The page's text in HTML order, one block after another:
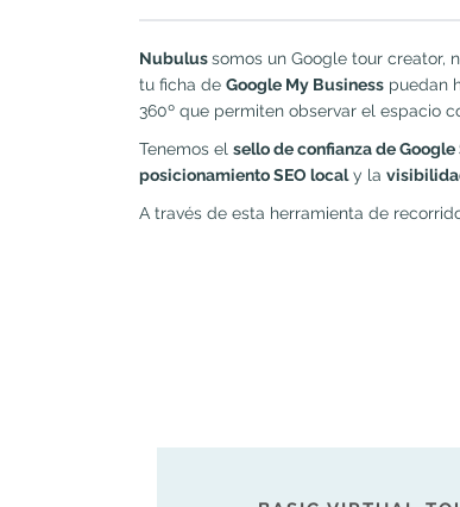
Nubulussomos un Google tour creator,
tu ficha de Google My Business puedan
360º que permiten observar el espacio
Tenemos el sello de confianza de
posicionamiento SEO localy la
A través de esta herramienta de